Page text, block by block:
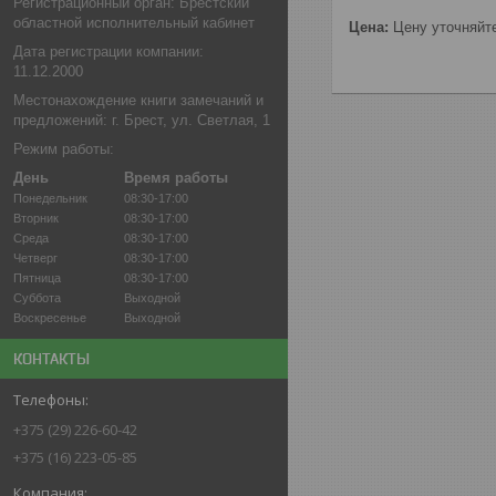
областной исполнительный кабинет
Дата регистрации компании:
11.12.2000
Местонахождение книги замечаний и
предложений: г. Брест, ул. Светлая, 1
Режим работы:
День
Время работы
Понедельник
08:30-17:00
Вторник
08:30-17:00
Среда
08:30-17:00
Четверг
08:30-17:00
Пятница
08:30-17:00
Суббота
Выходной
Воскресенье
Выходной
КОНТАКТЫ
+375 (29) 226-60-42
+375 (16) 223-05-85
Цена: Цену